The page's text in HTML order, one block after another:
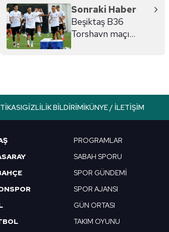
Sonraki Haber
Beşiktaş B36
Torshavn maçı
GIZLILIK BILDIRIMIKÜNYE / İLETIŞIM
PROGRAMLAR
SABAH SPORU
SPOR GÜNDEMİ
SPOR AJANSI
GÜN ORTASI
TAKIM OYUNU